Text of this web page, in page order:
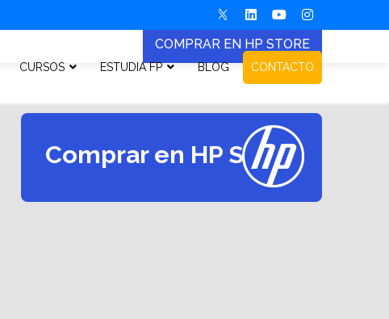
CURSOS ESTUDIA FP BLOG CONTACTO
COMPRAR EN HP STORE
Comprar en HP Store